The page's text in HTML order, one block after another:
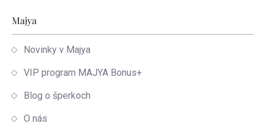
Zápätie
Majya
Novinky v Majya
VIP program MAJYA Bonus+
Blog o šperkoch
O nás